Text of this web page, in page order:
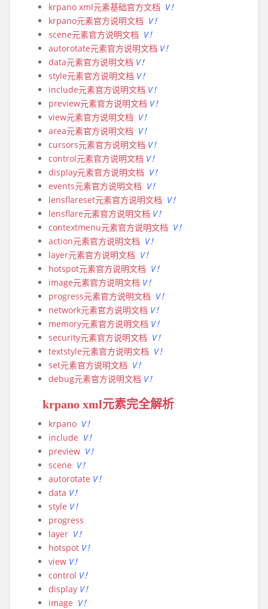
krpano xml元素基础官方文档 V！
krpano元素官方说明文档 V！
scene元素官方说明文档 V！
autorotate元素官方说明文档 V！
data元素官方说明文档 V！
style元素官方说明文档 V！
include元素官方说明文档 V！
preview元素官方说明文档 V！
view元素官方说明文档 V！
area元素官方说明文档 V！
cursors元素官方说明文档 V！
control元素官方说明文档 V！
display元素官方说明文档 V！
events元素官方说明文档 V！
lensflareset元素官方说明文档 V！
lensflare元素官方说明文档 V！
contextmenu元素官方说明文档 V！
action元素官方说明文档 V！
layer元素官方说明文档 V！
hotspot元素官方说明文档 V！
image元素官方说明文档 V！
progress元素官方说明文档 V！
network元素官方说明文档 V！
memory元素官方说明文档 V！
security元素官方说明文档 V！
textstyle元素官方说明文档 V！
set元素官方说明文档 V！
debug元素官方说明文档 V！
krpano xml元素完全解析
krpano V！
include V！
preview V！
scene V！
autorotate V！
data V！
style V！
progress
layer V！
hotspot V！
view V！
control V！
display V！
image V！